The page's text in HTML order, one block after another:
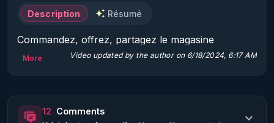
Description Résumé
Commandez, offrez, partagez le magasine
Regenere :
Que ce cache t il derrière les institutions dites de
lutte contre les dérives sectaires en France?
More Video updated by the author on 6/18/2024, 6:17 AM
12 Comments